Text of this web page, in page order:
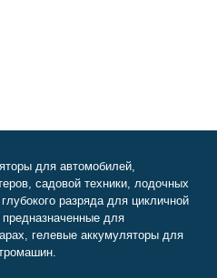
для автомобилей,
садовой техники, лодочных
разряда для цикличной
для
гелевые аккумуляторы для